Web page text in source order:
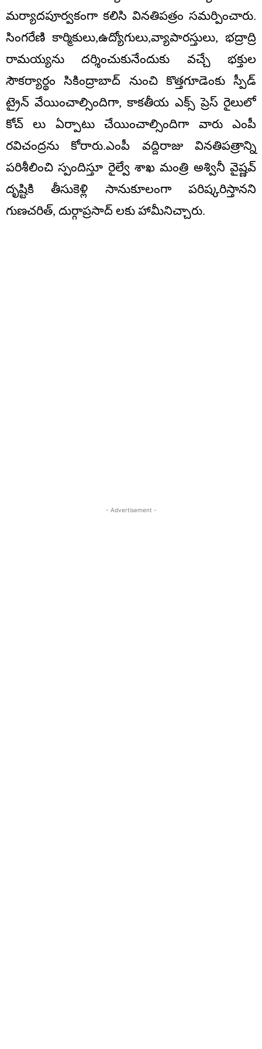
మర్యాదపూర్వకంగా కలిసి వినతిపత్రం సమర్పించారు.
సింగరేణి కార్మికులు,ఉద్యోగులు,వ్యాపారస్తులు, భద్రాద్రి
రామయ్యను దర్శించుకునేందుకు వచ్చే భక్తుల
సౌకర్యార్థం సికింద్రాబాద్ నుంచి కొత్తగూడెంకు స్పీడ్
ట్రైన్ వేయించాల్సిందిగా, కాకతీయ ఎక్స్ ప్రెస్ రైలులో
కోచ్ లు ఏర్పాటు చేయించాల్సిందిగా వారు ఎంపీ
రవిచంద్రను కోరారు.ఎంపీ వద్దిరాజు వినతిపత్రాన్ని
పరిశీలించి స్పందిస్తూ రైల్వే శాఖ మంత్రి అశ్వినీ వైష్ణవ్
దృష్టికి తీసుకెళ్లి సానుకూలంగా పరిష్కరిస్తానని
గుణచరిత్, దుర్గాప్రసాద్ లకు హామీనిచ్చారు.
- Advertisement -